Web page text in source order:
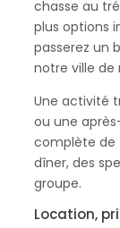
chasse au
plus options
passerez un
notre ville de
Une activité
ou une
complète de
dîner, des
groupe.
Location,